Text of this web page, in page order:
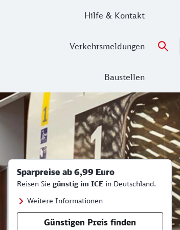
Hilfe & Kontakt
Verkehrsmeldungen
Baustellen
Sparpreise ab 6,99 Euro
Reisen Sie günstig im ICE in Deutschland.
Weitere Informationen
Günstigen Preis finden